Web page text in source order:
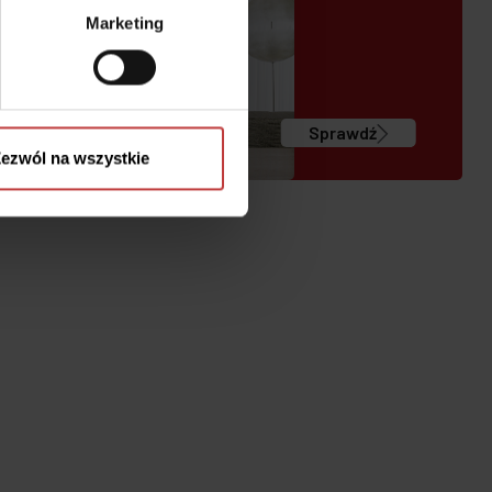
Marketing
na wszystkie
Sprawdź